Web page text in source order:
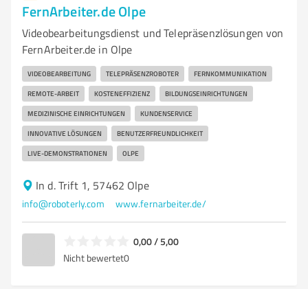
FernArbeiter.de Olpe
Videobearbeitungsdienst und Telepräsenzlösungen von
FernArbeiter.de in Olpe
VIDEOBEARBEITUNG TELEPRÄSENZROBOTER FERNKOMMUNIKATION
REMOTE-ARBEIT KOSTENEFFIZIENZ BILDUNGSEINRICHTUNGEN
MEDIZINISCHE EINRICHTUNGEN KUNDENSERVICE
INNOVATIVE LÖSUNGEN BENUTZERFREUNDLICHKEIT
LIVE-DEMONSTRATIONEN OLPE
In d. Trift 1, 57462 Olpe
info@roboterly.com www.fernarbeiter.de/
0,00 / 5,00
Nicht bewertet0